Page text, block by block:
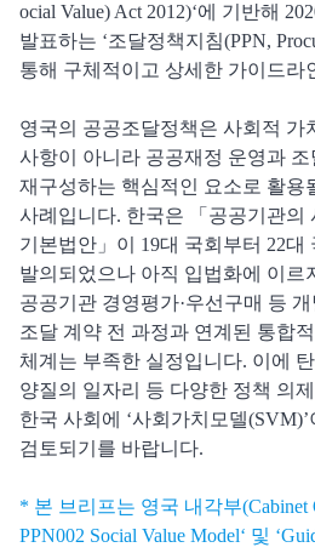
ocial Value) Act 2012)‘에 기반해
발표하는 ‘조달정책지침(PPN,
통해 구체적이고 상세한 가이드라
영국의 공공조달정책은 사회적 가
사항이 아니라 공공재정 운영과
재구성하는 핵심적인 요소로 활용
사례입니다. 한국은 「공공기관의
기본법안」이 19대 국회부터 22대
발의되었으나 아직 입법화에 이르
공공기관 경영평가·우선구매 등
조달 계약 전 과정과 연계된 통합
체계는 부족한 실정입니다. 이에
양질의 일자리 등 다양한 정책 의
한국 사회에 ‘사회가치모델
검토되기를 바랍니다.
* 본 브리프는 영국 내각부(Cabinet
PPN002 Social Value Model‘ 및 ‘